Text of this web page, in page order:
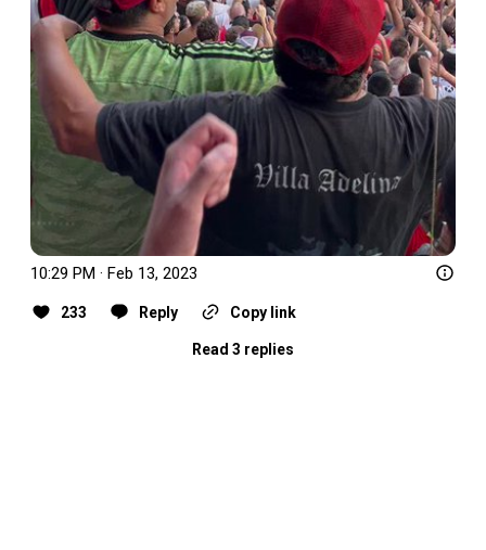
10:29 PM · Feb 13, 2023
233 Reply Copy link
Read 3 replies